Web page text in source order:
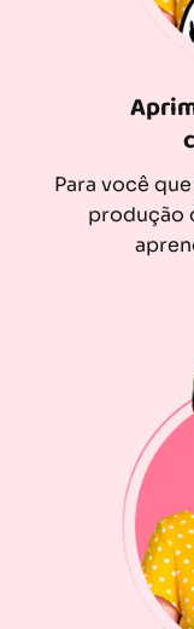
Para você
produção